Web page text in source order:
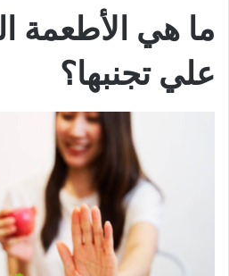
ما هي الأطعمة
علي تجنبها؟